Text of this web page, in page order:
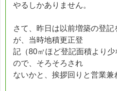
やるしかありません。
さて、昨日は以前増築の登
が、当時地積更正登
記（80㎡ほど登記面積より
ので、そろそろされ
ないかと、挨拶回りと営業兼